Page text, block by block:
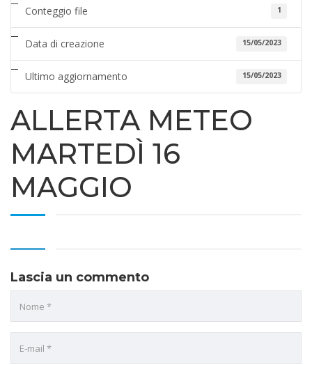
Conteggio file 1
Data di creazione 15/05/2023
Ultimo aggiornamento 15/05/2023
ALLERTA METEO
MARTEDÌ 16
MAGGIO
Lascia un commento